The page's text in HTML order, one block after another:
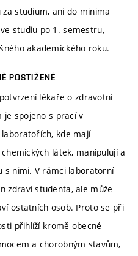
studium, ani do minima
studiu po 1. semestru,
akademického roku.
POSTIŽENÉ
lékaře o zdravotní
je spojeno s prací v
kde mají
látek, manipulují a
s nimi. V rámci laboratorní
zdraví studenta, ale může
ostatních osob. Proto se při
přihlíží kromě obecné
a chorobným stavům,